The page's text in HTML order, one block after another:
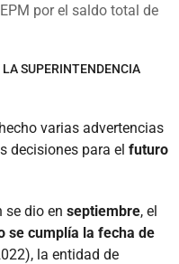
por el saldo total de
SUPERINTENDENCIA
varias advertencias
decisiones para el futuro
se dio en septiembre, el
se cumplía la fecha de
la entidad de